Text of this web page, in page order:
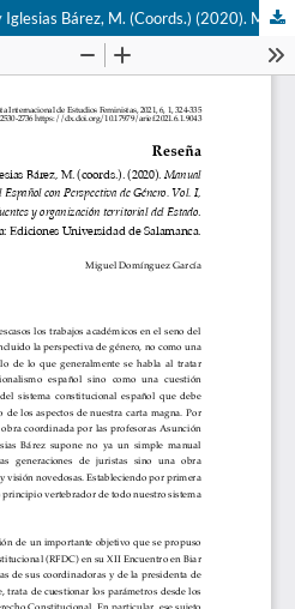
Reseña: Ventura Franch, A. y Iglesias Bárez, M. (Coords.) (2020). Manual de Derecho Constitucional Español con Perspectiva de Género, Vol. I. (Ediciones Universidad de Salamanca)